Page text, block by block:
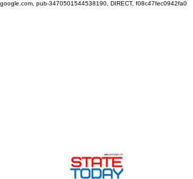
google.com, pub-3470501544538190, DIRECT, f08c47fec0942fa0